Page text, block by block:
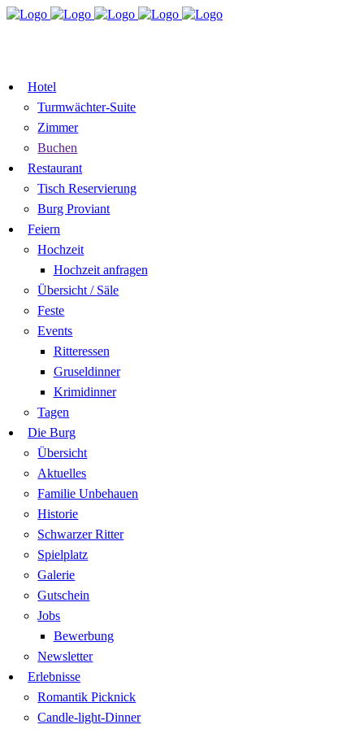
Hotel
Turmwächter-Suite
Zimmer
Buchen
Restaurant
Tisch Reservierung
Burg Proviant
Feiern
Hochzeit
Hochzeit anfragen
Übersicht / Säle
Feste
Events
Ritteressen
Gruseldinner
Krimidinner
Tagen
Die Burg
Übersicht
Aktuelles
Familie Unbehauen
Historie
Schwarzer Ritter
Spielplatz
Galerie
Gutschein
Jobs
Bewerbung
Newsletter
Erlebnisse
Romantik Picknick
Candle-light-Dinner